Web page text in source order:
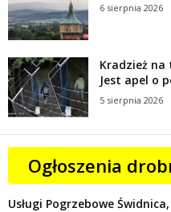
6 sierpnia 2026
Kradzież na
Jest apel o
5 sierpnia 2026
Ogłoszenia
Usługi Pogrzebowe